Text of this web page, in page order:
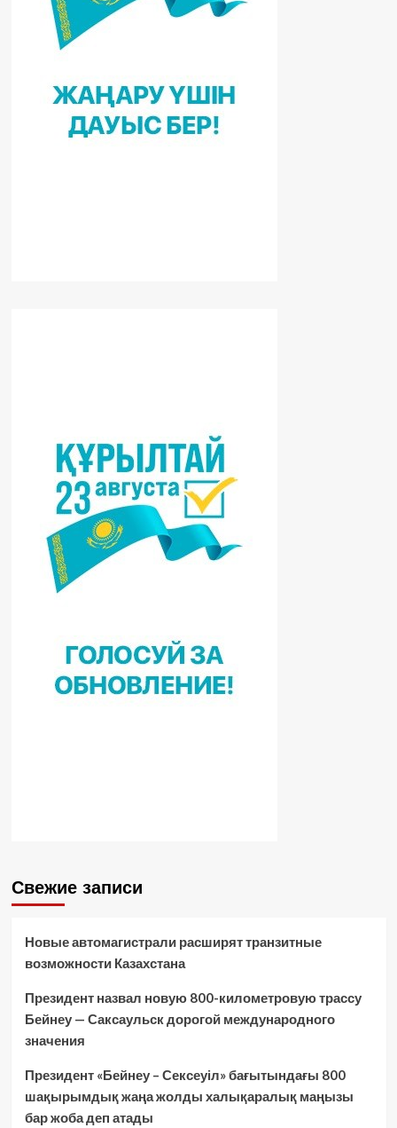
Свежие записи
Новые автомагистрали расширят транзитные
возможности Казахстана
Президент назвал новую 800-километровую трассу
Бейнеу — Саксаульск дорогой международного
значения
Президент «Бейнеу – Сексеуіл» бағытындағы 800
шақырымдық жаңа жолды халықаралық маңызы
бар жоба деп атады